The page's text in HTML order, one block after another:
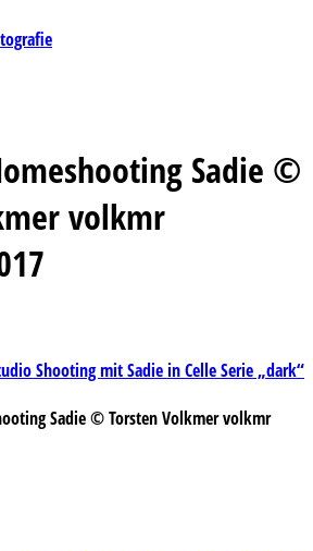
Sadie ©
volkmr
Shooting mit Sadie in Celle Serie „dark“
Sadie © Torsten Volkmer volkmr